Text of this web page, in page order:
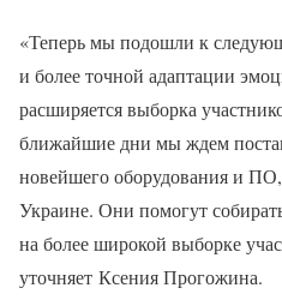
«Теперь мы подошли к
и более точной адаптации
расширяется выборка
ближайшие дни мы ждем
новейшего оборудования и
Украине. Они помогут
на более широкой выборке
уточняет Ксения Прогожина.